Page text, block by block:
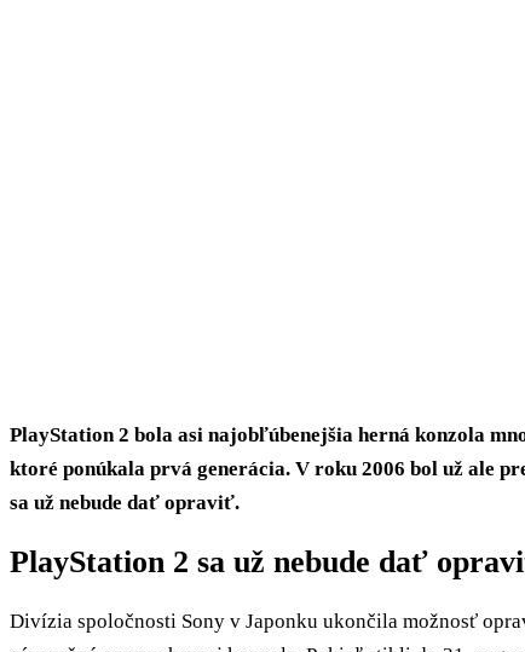
PlayStation 2 bola asi najobľúbenejšia herná konzola
ktoré ponúkala prvá generácia. V roku 2006 bol už ale
sa už nebude dať opraviť.
PlayStation 2 sa už nebude dať
Divízia spoločnosti Sony v Japonku ukončila možnosť